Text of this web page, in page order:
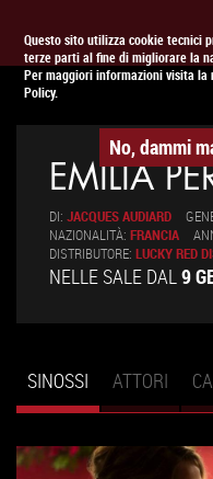
Questo sito utilizza cookie tecnici
terze parti al fine di migliorare la
Per maggiori informazioni visita la
Policy.
No, dammi
APPUNTAMENTO AL
EMILIA
DI: JACQUES AUDIARD
NAZIONALITÀ: FRANCIA
DISTRIBUTORE: LUCKY RED
NELLE SALE DAL9
Schede primarie
SINOSSI (SCHEDA
ATTIVA)
ATTORI